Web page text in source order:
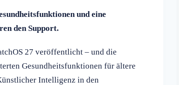
und eine
den Support.
27 veröffentlicht – und die
Gesundheitsfunktionen für ältere
Intelligenz in den